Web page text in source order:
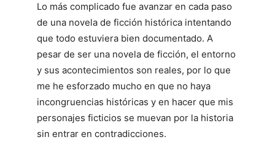
Lo más complicado fue avanzar en cada paso
de una novela de ficción histórica intentando
que todo estuviera bien documentado. A
pesar de ser una novela de ficción, el entorno
y sus acontecimientos son reales, por lo que
me he esforzado mucho en que no haya
incongruencias históricas y en hacer que mis
personajes ficticios se muevan por la historia
sin entrar en contradicciones.